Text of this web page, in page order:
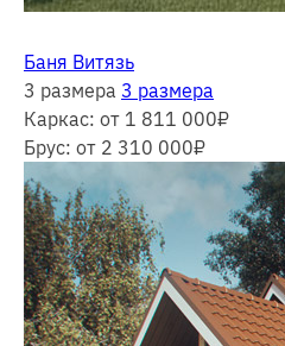
Баня Витязь
3 размера 3 размера
Каркас: от 1 811 000₽
Брус: от 2 310 000₽